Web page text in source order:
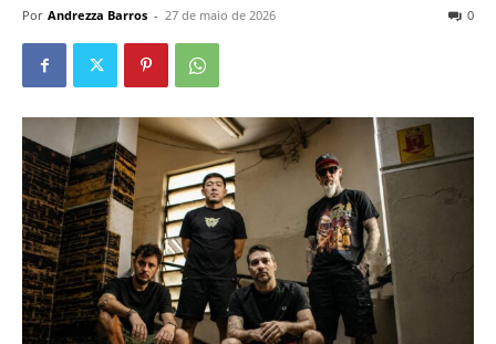
Por Andrezza Barros - 27 de maio de 2026 0